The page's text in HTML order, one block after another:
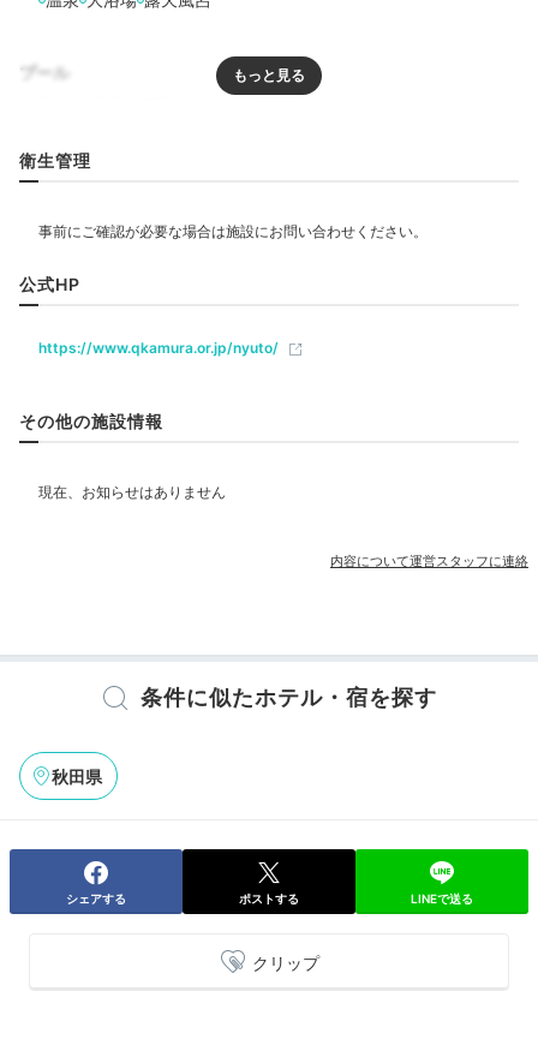
プール
リラクゼーション
キッズスペース
部屋情報
浴衣 歯ブラシ
バスタオル
※設備・アメニティは、確認が取れている情報を表示しています。
衛生管理
公式HP
https://www.qkamura.or.jp/nyuto/
その他の施設情報
内容について運営スタッフに連絡
条件に似たホテル・宿を探す
秋田県
シェアする ポストする LINEで送る
クリップ